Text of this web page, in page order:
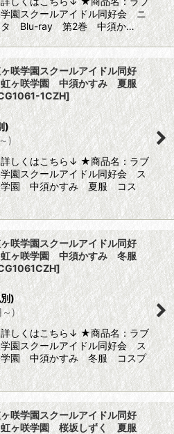
園スクールアイドル同好会 ニ
タ Blu-ray 第2巻 中須か…
咲学園スクールアイドル同好
ヶ咲学園 中須かすみ 夏服
1CZH]
)
～)
詳しくはこちら↓ ★商品名：ラブ
園スクールアイドル同好会 ス
園 中須かすみ 夏服 コス
咲学園スクールアイドル同好
ヶ咲学園 中須かすみ 冬服
]
)
～)
詳しくはこちら↓ ★商品名：ラブ
園スクールアイドル同好会 ス
園 中須かすみ 冬服 コスプ
咲学園スクールアイドル同好
ヶ咲学園 桜坂しずく 夏服